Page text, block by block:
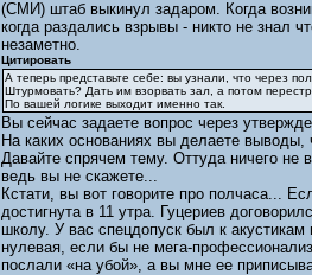
(СМИ) штаб выкинул задаром. Когда
когда раздались взрывы - никто не знал
незаметно.
Цитировать
А теперь представьте себе: вы узнали, что через
Штурмовать? Дать им взорвать зал, а потом
По вашей логике выходит именно так.
Вы сейчас задаете вопрос через
На каких основаниях вы делаете выводы,
Давайте спрячем тему. Оттуда ничего
ведь вы не скажете...
Кстати, вы вот говорите про полчаса...
достигнута в 11 утра. Гуцериев
школу. У вас спецдопуск был к акустикам
нулевая, если бы не мега-
послали «на убой», а вы мне ее